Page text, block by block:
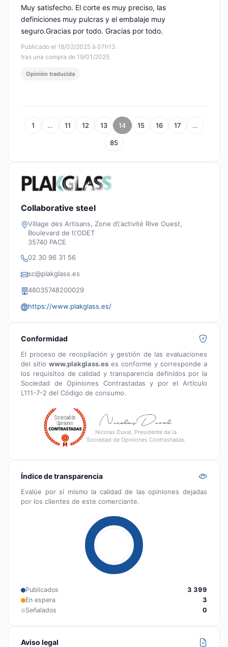
Publicado el 18/02/2025 à 07h13
tras una compra de 19/01/2025
Muy satisfecho. El corte es muy preciso, las
definiciones muy pulcras y el embalaje muy
seguro.Gracias por todo. Gracias por todo.
Opinión traducida
1 … 11 12 13 14 15 16 17 …
85
Collaborative steel
Village des Artisans, Zone d\'activité Rive Ouest,
Boulevard de l\'ODET
35740 PACE
02 30 96 31 56
sc@plakglass.es
48035748200029
https://www.plakglass.es/
Conformidad
El proceso de recopilación y gestión de las evaluaciones
del sitio www.plakglass.es es conforme y corresponde a
los requisitos de calidad y transparencia definidos por la
Sociedad de Opiniones Contrastadas y por el Artículo
L111-7-2 del Código de consumo.
Nicolas Duval, Presidente de la
Sociedad de Opiniones Contrastadas
Índice de transparencia
Evalúe por sí mismo la calidad de las opiniones dejadas
por los clientes de este comerciante.
Publicados
3 399
En espera
3
Señalados
0
Aviso legal